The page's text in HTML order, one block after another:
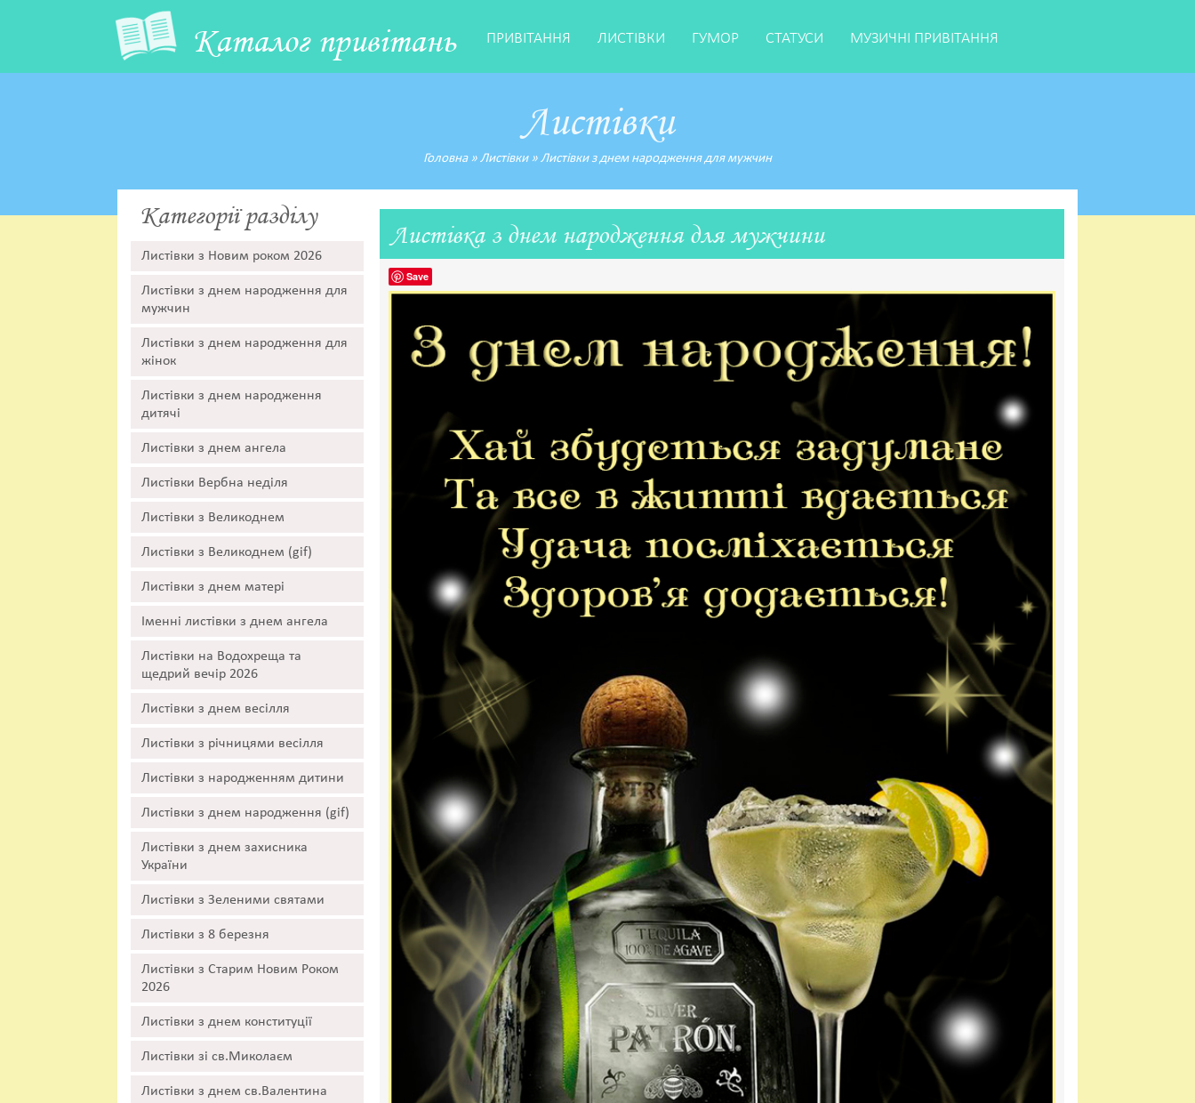
Каталог привітань ПРИВІТАННЯ ЛИСТІВКИ ГУМОР СТАТУСИ МУЗИЧНІ ПРИВІТАННЯ
Листівки
Головна» Листівки» Листівки з днем народження для мужчин
Категорії разділу
Листівки з Новим роком 2026
Листівки з днем народження для
мужчин
Листівки з днем народження для
жінок
Листівки з днем народження
дитячі
Листівки з днем ангела
Листівки Вербна неділя
Листівки з Великоднем
Листівки з Великоднем (gif)
Листівки з днем матері
Іменні листівки з днем ангела
Листівки на Водохреща та
щедрий вечір 2026
Листівки з днем весілля
Листівки з річницями весілля
Листівки з народженням дитини
Листівки з днем народження (gif)
Листівки з днем захисника
України
Листівки з Зеленими святами
Листівки з 8 березня
Листівки з Старим Новим Роком
2026
Листівки з днем конституції
Листівки зі св.Миколаєм
Листівки з днем св.Валентина
Листівка з днем народження для мужчини
Save